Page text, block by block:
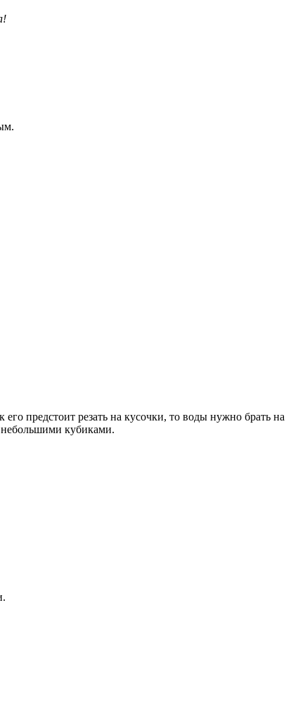
предстоит резать на кусочки, то воды нужно брать на
небольшими кубиками.